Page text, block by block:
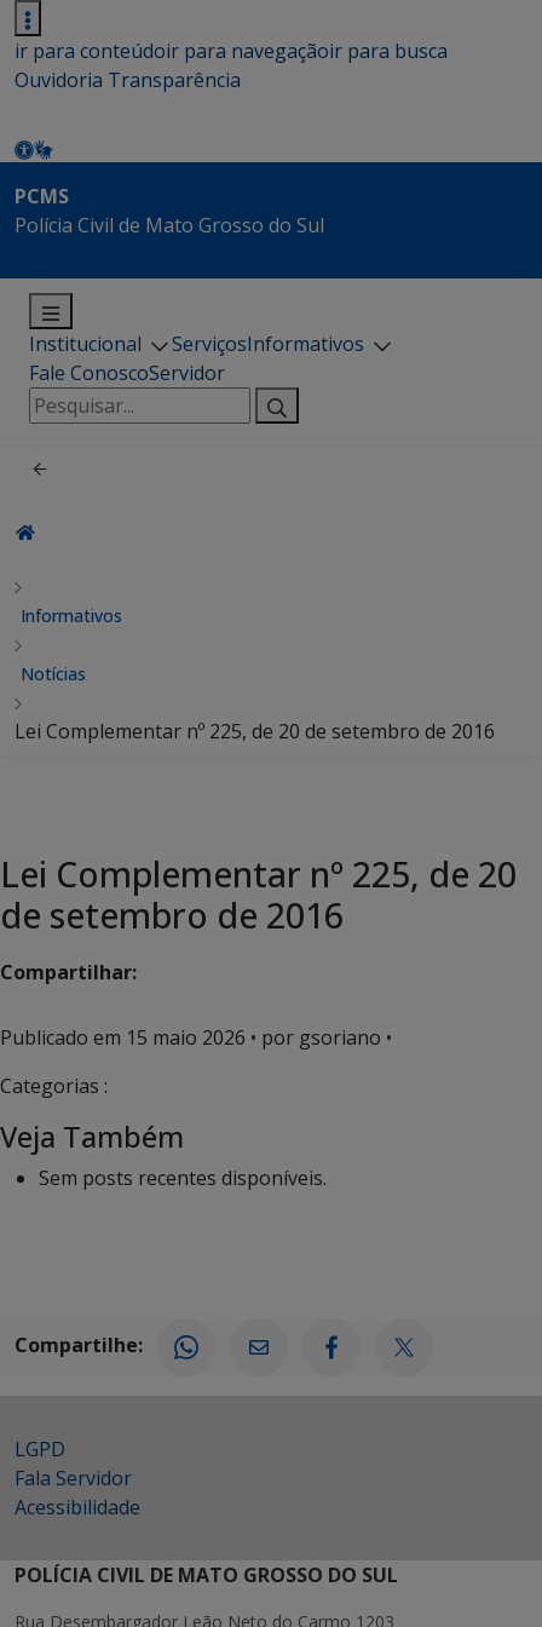
ir para conteúdoir para navegaçãoir para busca
Ouvidoria Transparência
PCMS
Polícia Civil de Mato Grosso do Sul
Institucional ServiçosInformativos
Fale ConoscoServidor
Pesquisar
por:
Informativos
Notícias
Lei Complementar nº 225, de 20 de setembro de 2016
Lei Complementar nº 225, de 20
de setembro de 2016
Compartilhar:
Publicado em 15 maio 2026 • por gsoriano •
Categorias :
Veja Também
Sem posts recentes disponíveis.
Compartilhe:
LGPD
Fala Servidor
Acessibilidade
POLÍCIA CIVIL DE MATO GROSSO DO SUL
Rua Desembargador Leão Neto do Carmo 1203